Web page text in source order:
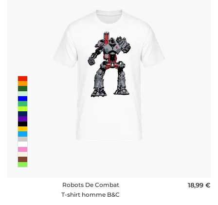
Robots De Combat
T-shirt homme B&C
18,99 €